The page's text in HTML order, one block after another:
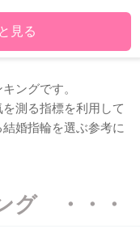
見る
ングです。
測る指標を利用して
婚指輪を選ぶ参考に
グ ・・・